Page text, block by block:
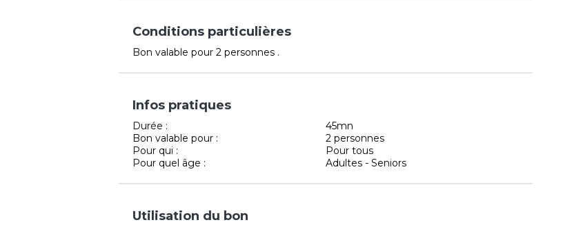
Conditions particulières
Bon valable pour 2 personnes .
Infos pratiques
Durée :
45mn
Bon valable pour :
2 personnes
Pour qui :
Pour tous
Pour quel âge :
Adultes - Seniors
Utilisation du bon